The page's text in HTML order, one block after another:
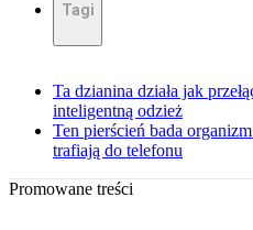
Tagi
Ta dzianina działa jak
inteligentną odzież
Ten pierścień bada
trafiają do telefonu
Promowane treści